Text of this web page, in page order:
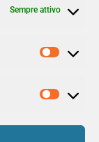
Sempre attivo